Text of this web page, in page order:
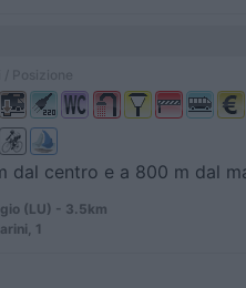
dal centro e a 800 m dal
(LU) - 3.5km
1